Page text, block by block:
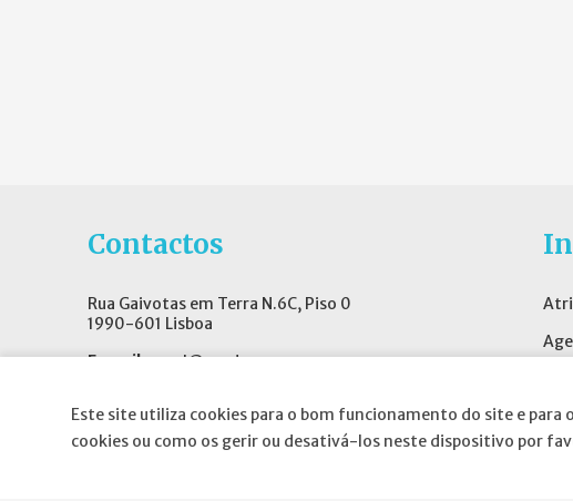
Este site utiliza cookies para o bom funcionamento do site e para
cookies ou como os gerir ou desativá-los neste dispositivo por
Contactos
Rua Gaivotas em Terra N.6C, Piso 0
1990-601 Lisboa
E-mail:geral@spnd-spp.com
(Chamada para a rede fixa nacional)